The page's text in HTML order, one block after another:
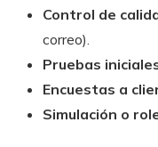
Control de
correo).
Pruebas
Encuestas a
Simulación o